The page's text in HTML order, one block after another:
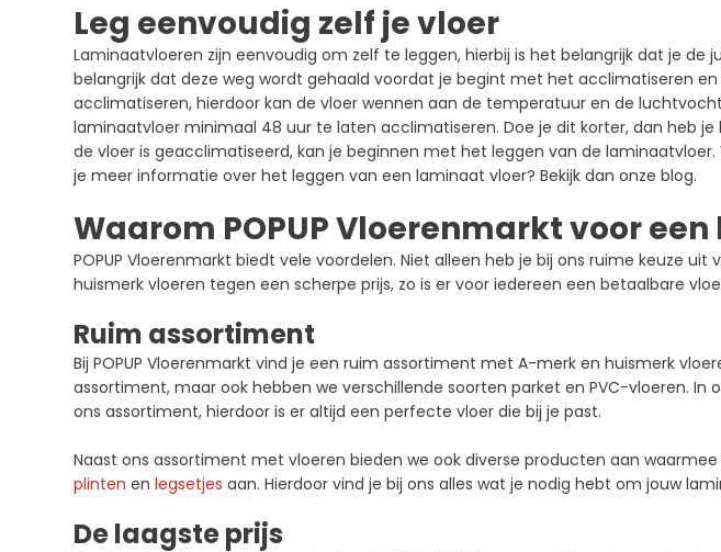
Leg eenvoudig zelf je vloer
Laminaatvloeren zijn eenvoudig om zelf te leggen, hierbij is het belangrijk dat je
belangrijk dat deze weg wordt gehaald voordat je begint met het acclimatiseren
acclimatiseren, hierdoor kan de vloer wennen aan de temperatuur en de
laminaatvloer minimaal 48 uur te laten acclimatiseren. Doe je dit korter, dan heb
de vloer is geacclimatiseerd, kan je beginnen met het leggen van de
je meer informatie over het leggen van een laminaat vloer? Bekijk dan onze blog.
Waarom POPUP Vloerenmarkt voor
POPUP Vloerenmarkt biedt vele voordelen. Niet alleen heb je bij ons ruime keuze
huismerk vloeren tegen een scherpe prijs, zo is er voor iedereen een betaalbare
Ruim assortiment
Bij POPUP Vloerenmarkt vind je een ruim assortiment met A-merk en huismerk
assortiment, maar ook hebben we verschillende soorten parket en PVC-vloeren. In
ons assortiment, hierdoor is er altijd een perfecte vloer die bij je past.
Naast ons assortiment met vloeren bieden we ook diverse producten aan
plinten en legsetjes aan. Hierdoor vind je bij ons alles wat je nodig hebt om jouw
De laagste prijs